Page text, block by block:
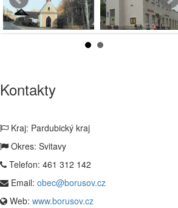
Kontakty
Kraj: Pardubický kraj
Okres: Svitavy
Telefon: 461 312 142
Email: obec@borusov.cz
Web: www.borusov.cz